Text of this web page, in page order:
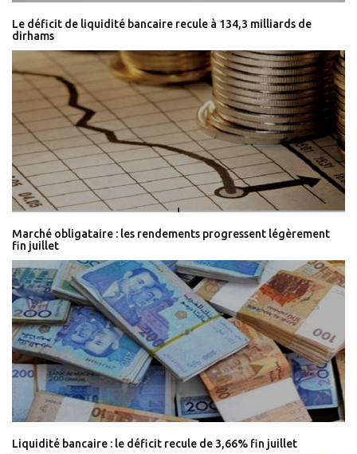
Le déficit de liquidité bancaire recule à 134,3 milliards de
dirhams
Marché obligataire : les rendements progressent légèrement
fin juillet
Liquidité bancaire : le déficit recule de 3,66% fin juillet